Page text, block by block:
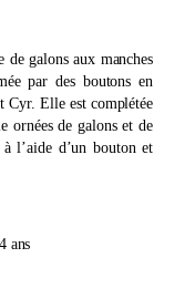
de galons aux manches
par des boutons en
Cyr. Elle est complétée
ornées de galons et de
l’aide d’un bouton et
4 ans